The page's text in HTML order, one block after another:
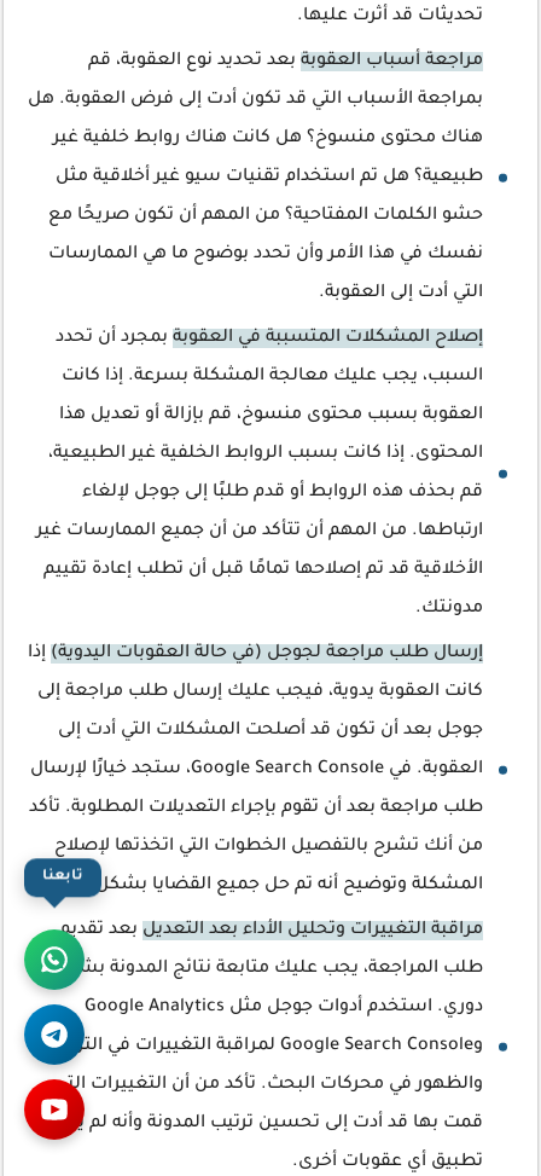
تحديثات قد أثرت عليها.
مراجعة أسباب العقوبة بعد تحديد نوع العقوبة، قم
بمراجعة الأسباب التي قد تكون أدت إلى فرض العقوبة. هل
هناك محتوى منسوخ؟ هل كانت هناك روابط خلفية غير
طبيعية؟ هل تم استخدام تقنيات سيو غير أخلاقية مثل
حشو الكلمات المفتاحية؟ من المهم أن تكون صريحًا مع
نفسك في هذا الأمر وأن تحدد بوضوح ما هي الممارسات
التي أدت إلى العقوبة.
إصلاح المشكلات المتسببة في العقوبة بمجرد أن تحدد
السبب، يجب عليك معالجة المشكلة بسرعة. إذا كانت
العقوبة بسبب محتوى منسوخ، قم بإزالة أو تعديل هذا
المحتوى. إذا كانت بسبب الروابط الخلفية غير الطبيعية،
قم بحذف هذه الروابط أو قدم طلبًا إلى جوجل لإلغاء
ارتباطها. من المهم أن تتأكد من أن جميع الممارسات غير
الأخلاقية قد تم إصلاحها تمامًا قبل أن تطلب إعادة تقييم
مدونتك.
إرسال طلب مراجعة لجوجل (في حالة العقوبات اليدوية) إذا
كانت العقوبة يدوية، فيجب عليك إرسال طلب مراجعة إلى
جوجل بعد أن تكون قد أصلحت المشكلات التي أدت إلى
العقوبة. في Google Search Console، ستجد خيارًا لإرسال
طلب مراجعة بعد أن تقوم بإجراء التعديلات المطلوبة. تأكد
من أنك تشرح بالتفصيل الخطوات التي اتخذتها لإصلاح
المشكلة وتوضيح أنه تم حل جميع القضايا بشكل كامل.
مراقبة التغييرات وتحليل الأداء بعد التعديل بعد تقديم
طلب المراجعة، يجب عليك متابعة نتائج المدونة بشكل
دوري. استخدم أدوات جوجل مثل Google Analytics
وGoogle Search Console لمراقبة التغييرات في الترافيك
والظهور في محركات البحث. تأكد من أن التغييرات التي
قمت بها قد أدت إلى تحسين ترتيب المدونة وأنه لم يتم
تطبيق أي عقوبات أخرى.
تابعنا